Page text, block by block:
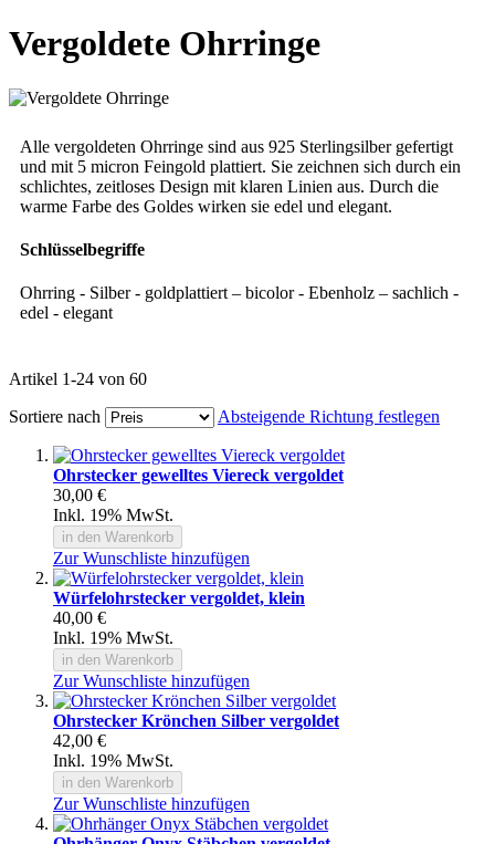
Vergoldete Ohrringe
Alle vergoldeten Ohrringe sind aus 925 Sterlingsilber gefertigt
und mit 5 micron Feingold plattiert. Sie zeichnen sich durch ein
schlichtes, zeitloses Design mit klaren Linien aus. Durch die
warme Farbe des Goldes wirken sie edel und elegant.
Schlüsselbegriffe
Ohrring - Silber - goldplattiert – bicolor - Ebenholz – sachlich -
edel - elegant
Artikel 1-24 von 60
Sortiere nach
Absteigende Richtung festlegen
Ohrstecker gewelltes Viereck vergoldet
30,00 €
Inkl. 19% MwSt.
in den Warenkorb
Zur Wunschliste hinzufügen
Würfelohrstecker vergoldet, klein
40,00 €
Inkl. 19% MwSt.
in den Warenkorb
Zur Wunschliste hinzufügen
Ohrstecker Krönchen Silber vergoldet
42,00 €
Inkl. 19% MwSt.
in den Warenkorb
Zur Wunschliste hinzufügen